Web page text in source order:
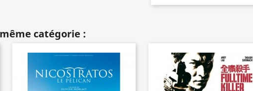
catégorie :